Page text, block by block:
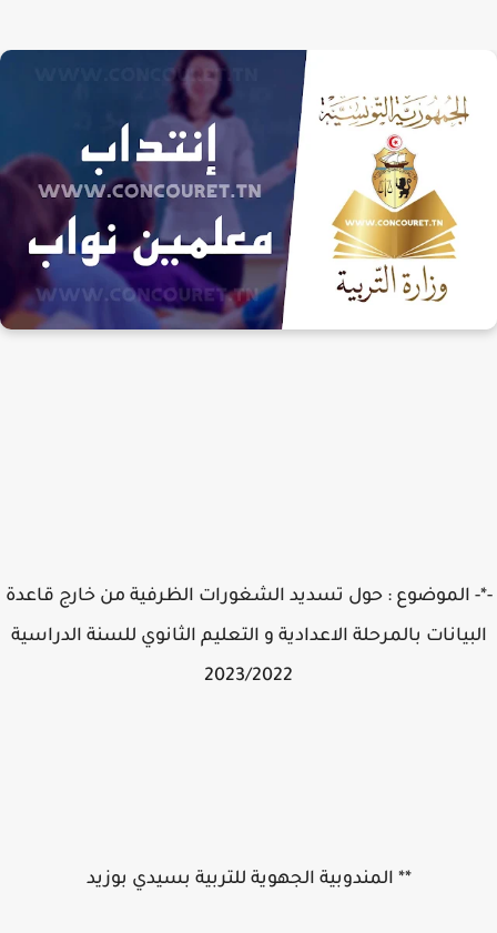
الموضوع : حول تسديد الشغورات الظرفية من خارج قاعدة
بالمرحلة الاعدادية و التعليم الثانوي للسنة الدراسية
2023/2022
** المندوبية الجهوية للتربية بسيدي بوزيد